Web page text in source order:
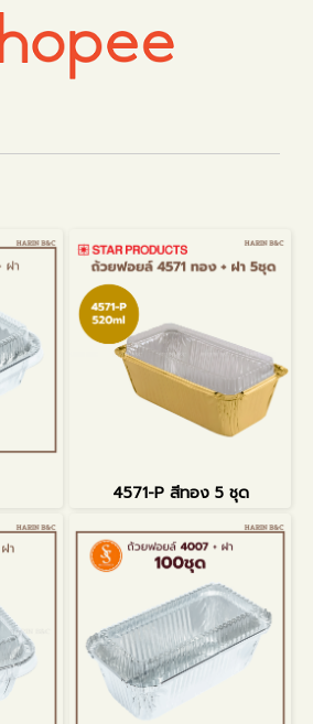
4571-P สีทอง 5 ชุด